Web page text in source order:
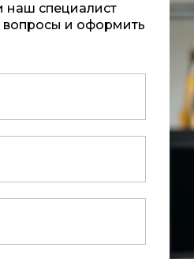
наш специалист
вопросы и оформить